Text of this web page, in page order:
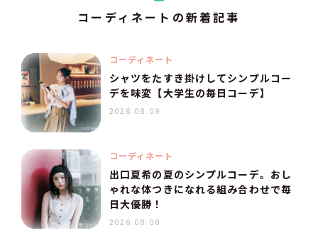
コーディネートの新着記事
コーディネート
シャツをたすき掛けしてシンプルコー
デを味変【大学生の毎日コーデ】
2026.08.09
コーディネート
出口夏希の夏のシンプルコーデ。おし
ゃれな体つきになれる組み合わせで毎
日大優勝！
2026.08.08